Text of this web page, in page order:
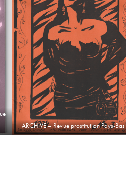
ARCHIVE – Revue prostitution Pays-Bas